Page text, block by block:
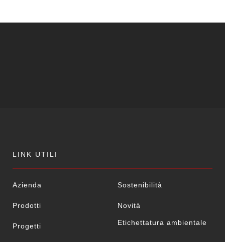
LINK UTILI
Azienda
Prodotti
Progetti
Sostenibilità
Novità
Etichettatura ambientale